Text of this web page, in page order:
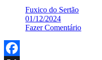
Fuxico do Sertão
01/12/2024
Fazer Comentário